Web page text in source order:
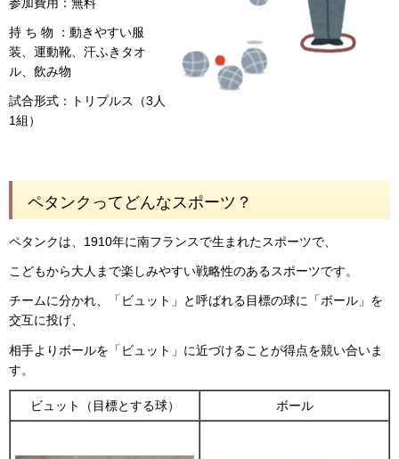
持 ち 物 ：動きやすい服
装、運動靴、汗ふきタオ
ル、飲み物
試合形式：トリプルス（3人
1組）
ペタンクってどんなスポーツ？
ペタンクは、1910年に南フランスで生まれたスポーツで、
こどもから大人まで楽しみやすい戦略性のあるスポーツです。
チームに分かれ、「ビュット」と呼ばれる目標の球に「ボール」を
交互に投げ、
相手よりボールを「ビュット」に近づけることが得点を競い合いま
す。
ビュット（目標とする球） ボール